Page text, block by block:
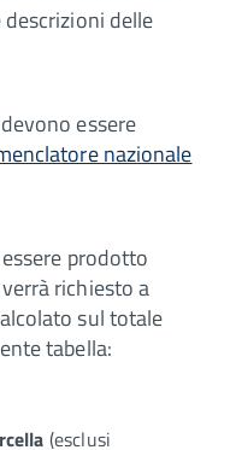
delle
essere
nazionale
prodotto
richiesto a
sul totale
tabella:
(esclusi